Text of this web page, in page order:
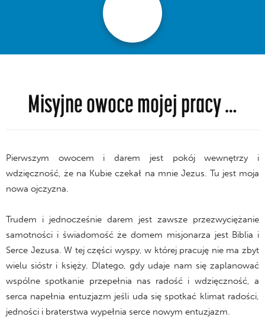
Misyjne owoce mojej pracy …
Pierwszym owocem i darem jest pokój wewnętrzy i
wdzięczność, że na Kubie czekał na mnie Jezus. Tu jest moja
nowa ojczyzna.
Trudem i jednocześnie darem jest zawsze przezwyciężanie
samotności i świadomość że domem misjonarza jest Biblia i
Serce Jezusa. W tej części wyspy, w której pracuję nie ma zbyt
wielu sióstr i księży. Dlatego, gdy udaje nam się zaplanować
wspólne spotkanie przepełnia nas radość i wdzięczność, a
serca napełnia entuzjazm jeśli uda się spotkać klimat radości,
jedności i braterstwa wypełnia serce nowym entuzjazm.